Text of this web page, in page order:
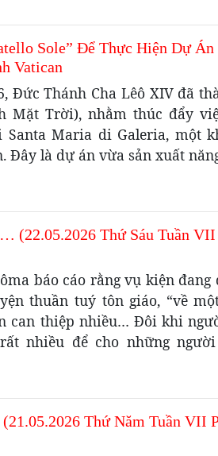
Sole” Để Thực Hiện Dự Án
Vatican
Đức Thánh Cha Lêô XIV đã
Mặt Trời), nhằm thúc đẩy
Santa Maria di Galeria, một
Đây là dự án vừa sản xuất
(22.05.2026 Thứ Sáu Tuần VII
báo cáo rằng vụ kiện đang
thuần tuý tôn giáo, “về
can thiệp nhiều… Đôi khi
nhiều để cho những người
Thứ Năm Tuần VII